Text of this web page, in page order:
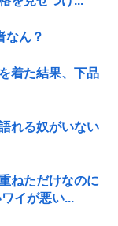
なん？
着た結果、下品
れる奴がいない
ねただけなのに
イが悪い...